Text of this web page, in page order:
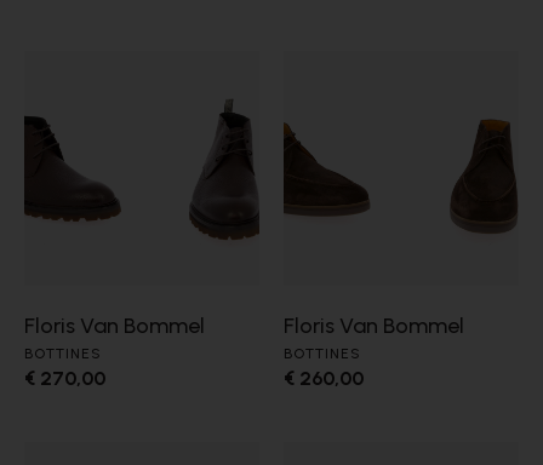
Floris Van Bommel
BOTTINES
€ 270,00
Floris Van Bommel
BOTTINES
€ 260,00